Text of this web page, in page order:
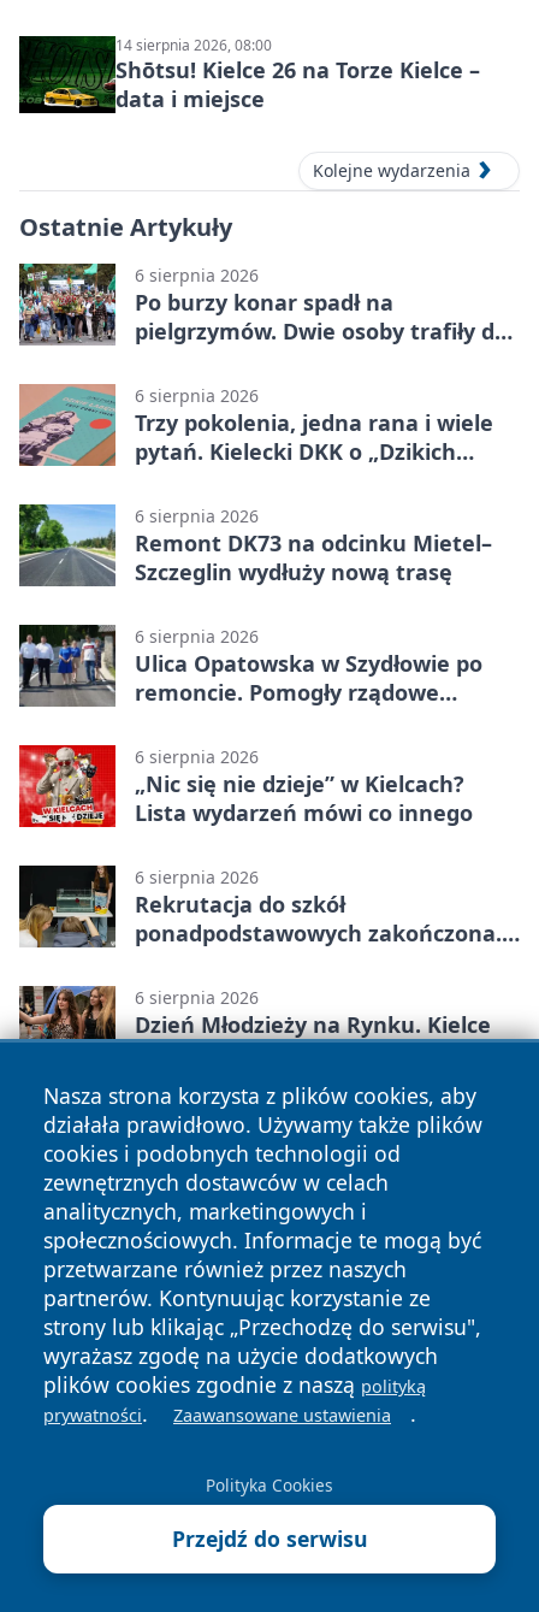
14 sierpnia 2026, 08:00
Shōtsu! Kielce 26 na Torze Kielce –
data i miejsce
Kolejne wydarzenia
Ostatnie Artykuły
6 sierpnia 2026
Po burzy konar spadł na
pielgrzymów. Dwie osoby trafiły do
6 sierpnia 2026
Trzy pokolenia, jedna rana i wiele
pytań. Kielecki DKK o „Dzikich
6 sierpnia 2026
Remont DK73 na odcinku Mietel–
Szczeglin wydłuży nową trasę
6 sierpnia 2026
Ulica Opatowska w Szydłowie po
remoncie. Pomogły rządowe
6 sierpnia 2026
„Nic się nie dzieje” w Kielcach?
Lista wydarzeń mówi co innego
6 sierpnia 2026
Rekrutacja do szkół
ponadpodstawowych zakończona.
6 sierpnia 2026
Dzień Młodzieży na Rynku. Kielce
6 sierpnia 2026
50 wyświetlaczy przy szkołach.
Kierowcy zobaczą „Zwolnij”
6 sierpnia 2026
Sąsiedzka pomoc i opieka na
odległość dla seniorów w Kielcach
6 sierpnia 2026
Burze z gradem w Kielcach. IMGW
wydał alert drugiego stopnia
6 sierpnia 2026
Remont ulicy Jana Nowaka-
Jeziorańskiego. Nocą odcinek
Nasza strona korzysta z plików cookies, aby
działała prawidłowo. Używamy także plików
cookies i podobnych technologii od
zewnętrznych dostawców w celach
analitycznych, marketingowych i
społecznościowych. Informacje te mogą być
przetwarzane również przez naszych
partnerów. Kontynuując korzystanie ze
strony lub klikając „Przechodzę do serwisu",
wyrażasz zgodę na użycie dodatkowych
plików cookies zgodnie z naszą polityką
prywatności. Zaawansowane ustawienia .
Polityka Cookies
Przejdź do serwisu